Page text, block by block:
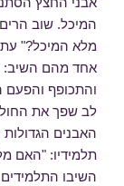
המיכל. שוב
מלא המיכל?"
אחד מהם השיב:
והתכופף
לב שפך את החול
האבנים
תלמידיו: "האם
השיבו